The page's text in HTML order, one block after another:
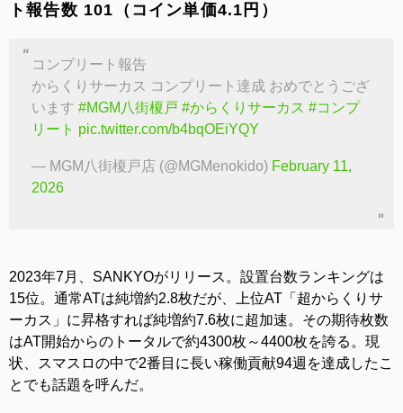
ト報告数 101（コイン単価4.1円）
コンプリート報告
からくりサーカス コンプリート達成 おめでとうござ
います #MGM八街榎戸 #からくりサーカス #コンプ
リート pic.twitter.com/b4bqOEiYQY
— MGM八街榎戸店 (@MGMenokido) February 11,
2026
2023年7月、SANKYOがリリース。設置台数ランキングは
15位。通常ATは純増約2.8枚だが、上位AT「超からくりサ
ーカス」に昇格すれば純増約7.6枚に超加速。その期待枚数
はAT開始からのトータルで約4300枚～4400枚を誇る。現
状、スマスロの中で2番目に長い稼働貢献94週を達成したこ
とでも話題を呼んだ。